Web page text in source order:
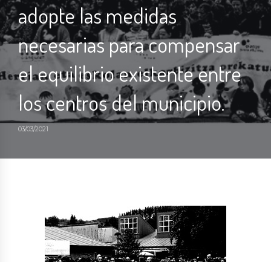
adopte las medidas
necesarias para compensar
el equilibrio existente entre
los centros del municipio.
03/03/2021